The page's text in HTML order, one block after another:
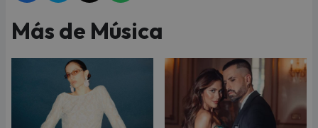
Más de Música